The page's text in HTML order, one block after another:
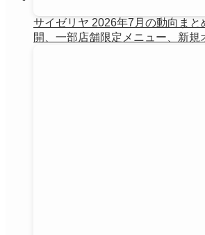
サイゼリヤ 2026年7月の動向まと
開、一部店舗限定メニュー、新規